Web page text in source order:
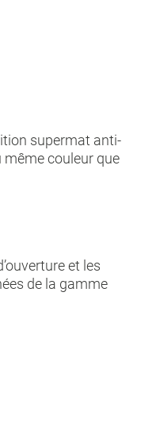
supermat anti-
même couleur que
et les
de la gamme